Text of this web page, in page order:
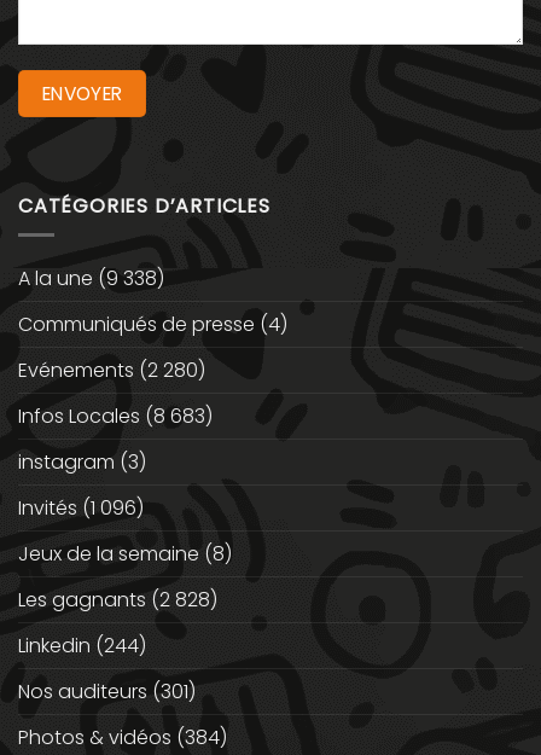
CATÉGORIES D’ARTICLES
A la une (9 338)
Communiqués de presse (4)
Evénements (2 280)
Infos Locales (8 683)
instagram (3)
Invités (1 096)
Jeux de la semaine (8)
Les gagnants (2 828)
Linkedin (244)
Nos auditeurs (301)
Photos & vidéos (384)